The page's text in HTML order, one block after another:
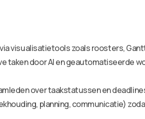
visualisatietools zoals roosters,
door AI en geautomatiseerde
over taakstatussen en
planning, communicatie)